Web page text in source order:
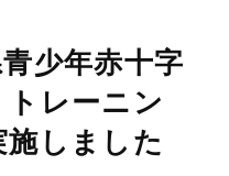
少年赤十字
トレーニン
しました